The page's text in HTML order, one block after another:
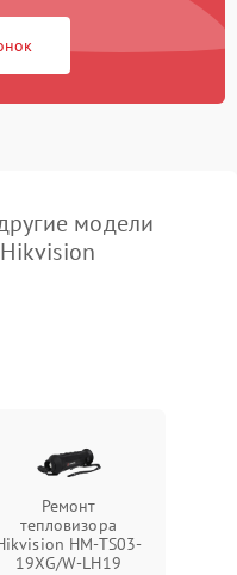
модели
Ремонт
тепловизора
HM-TS03-
19XG/W-LH19